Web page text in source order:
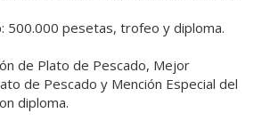
500.000 pesetas, trofeo y diploma.
de Plato de Pescado, Mejor
de Pescado y Mención Especial del
diploma.